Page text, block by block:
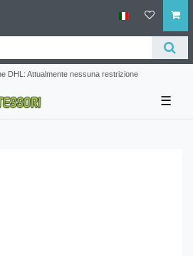
DHL: Attualmente nessuna restrizione
☰